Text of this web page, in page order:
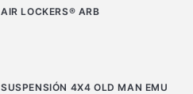
AIR LOCKERS® ARB
SUSPENSIÓN 4X4 OLD MAN EMU